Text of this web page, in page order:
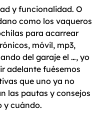
y funcionalidad. O
como los vaqueros
para acarrear
móvil, mp3,
del garaje el …, yo
adelante fuésemos
que uno ya no
las pautas y consejos
y cuándo.